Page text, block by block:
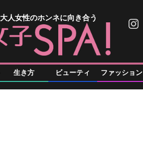
大人女性のホンネに向き合う
生き方 ビューティ ファッション